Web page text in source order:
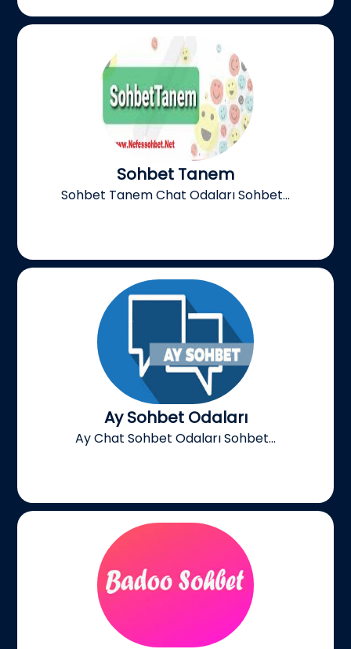
Sohbet Tanem
Sohbet Tanem Chat Odaları Sohbet...
Ay Sohbet Odaları
Ay Chat Sohbet Odaları Sohbet...